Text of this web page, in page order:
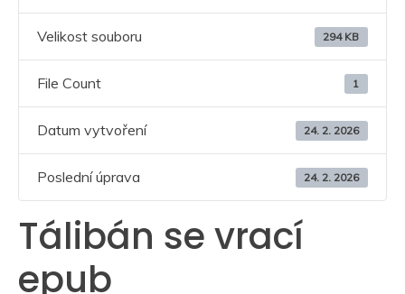
Velikost souboru 294 KB
File Count 1
Datum vytvoření 24. 2. 2026
Poslední úprava 24. 2. 2026
Tálibán se vrací
epub